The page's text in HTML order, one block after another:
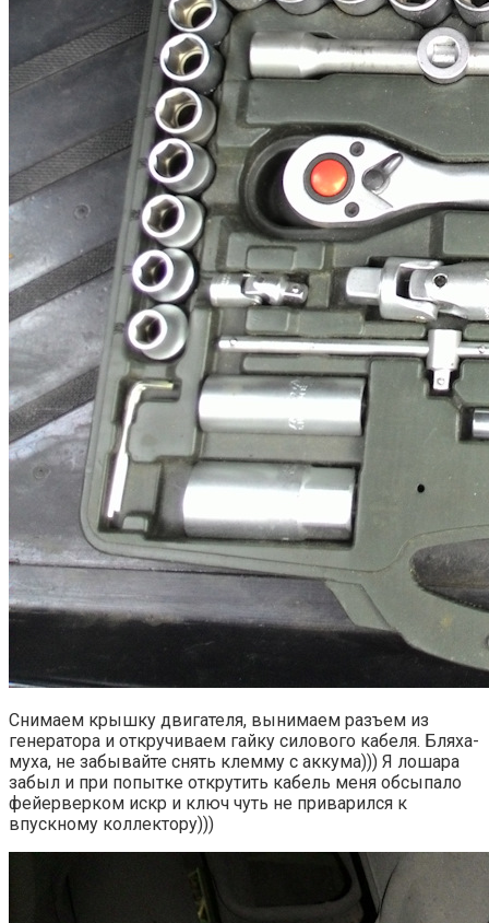
Снимаем крышку двигателя, вынимаем разъем из
генератора и откручиваем гайку силового кабеля. Бляха-
муха, не забывайте снять клемму с аккума))) Я лошара
забыл и при попытке открутить кабель меня обсыпало
фейерверком искр и ключ чуть не приварился к
впускному коллектору)))